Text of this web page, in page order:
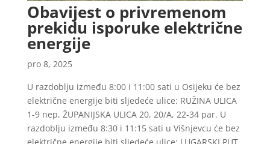
Obavijest o privremenom
prekidu isporuke električne
energije
pro 8, 2025
U razdoblju između 8:00 i 11:00 sati u Osijeku će bez
električne energije biti sljedeće ulice: RUŽINA ULICA
1-9 nep, ŽUPANIJSKA ULICA 20, 20/A, 22-34 par. U
razdoblju između 8:30 i 11:15 sati u Višnjevcu će bez